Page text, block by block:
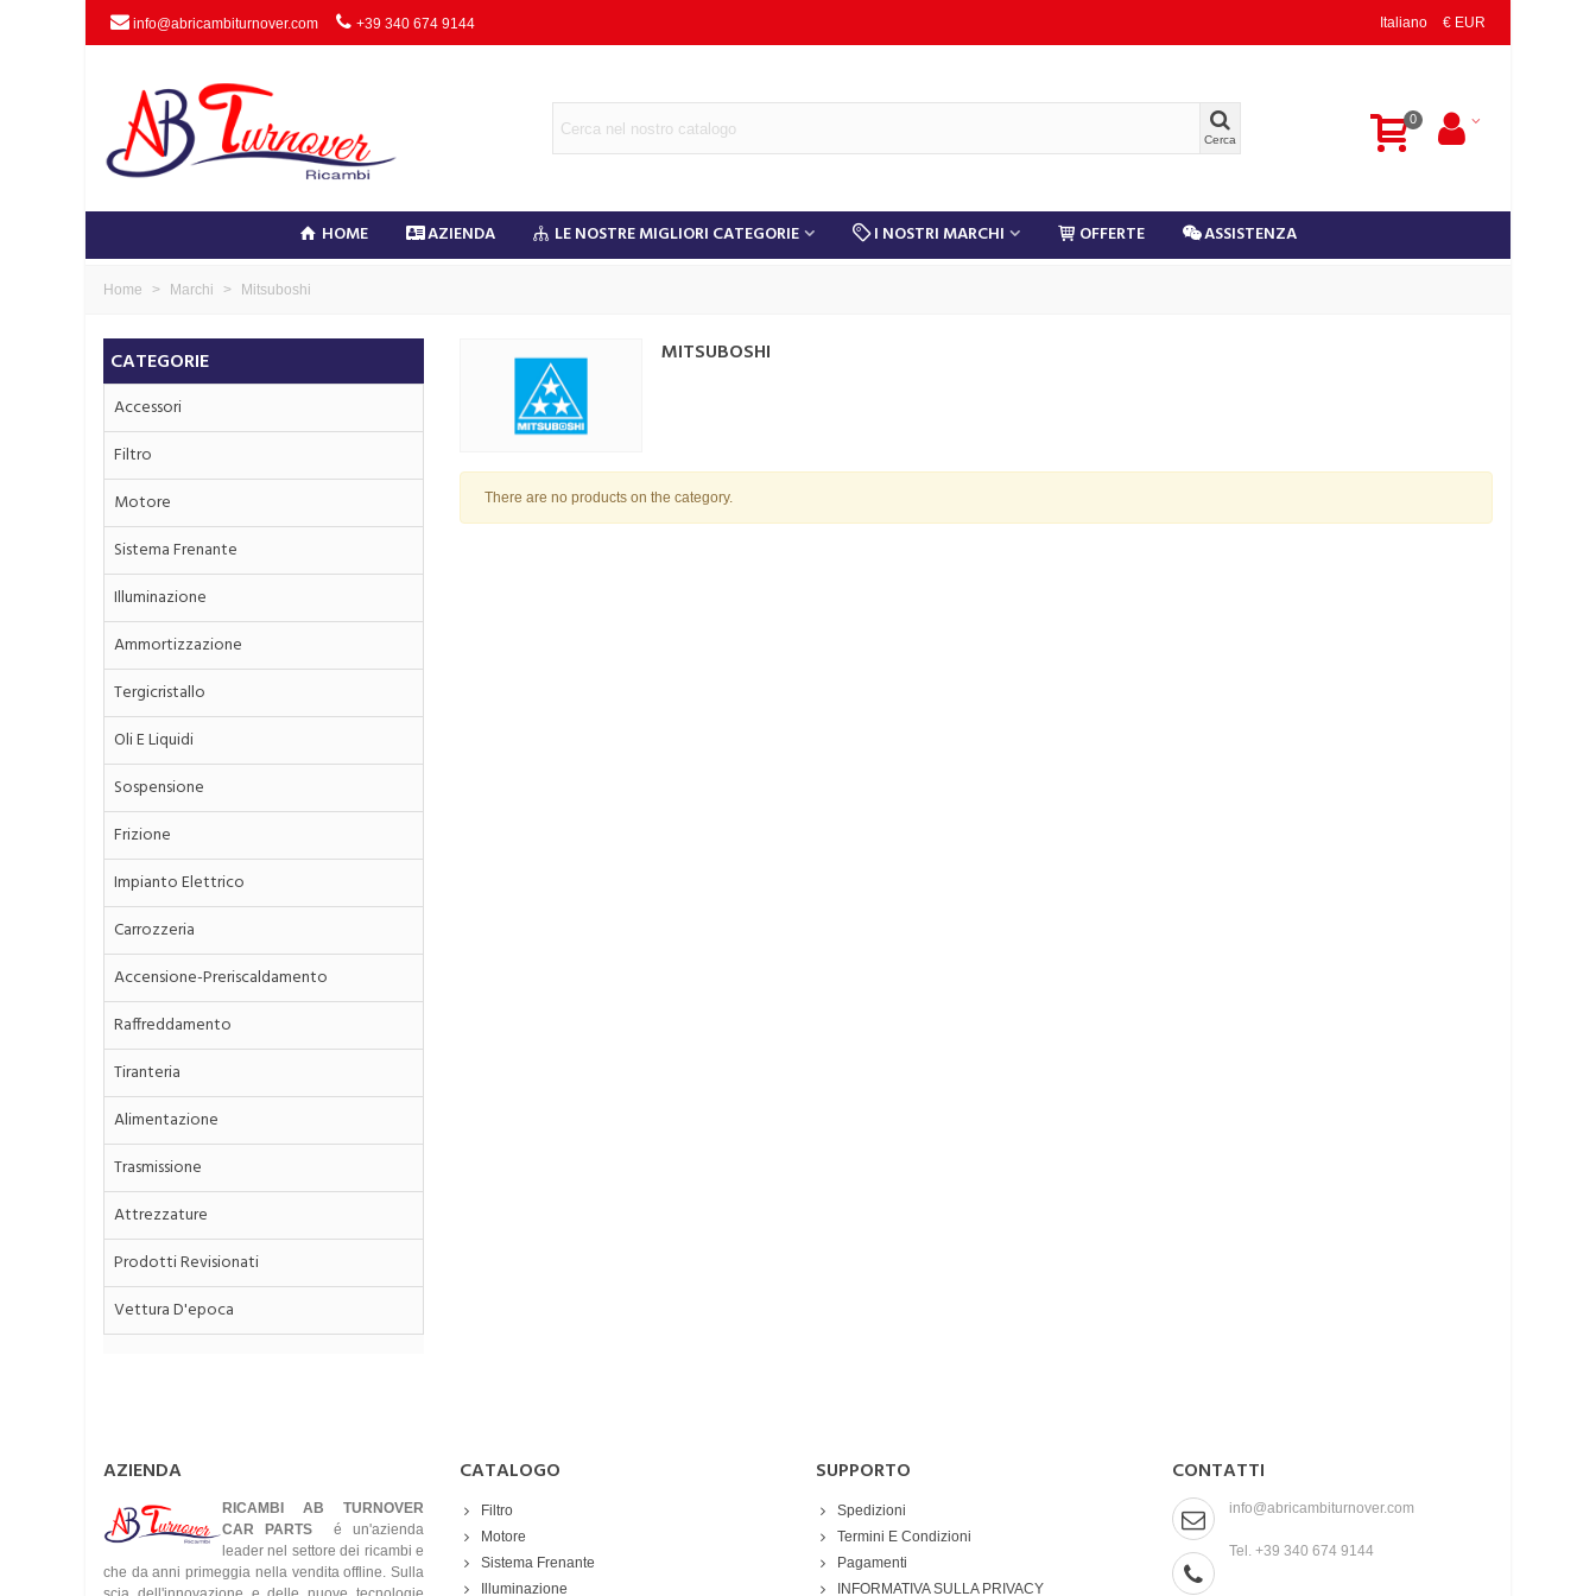
info@abricambiturnover.com +39 340 674 9144 Italiano € EUR
Cerca
0
HOME AZIENDA LE NOSTRE MIGLIORI CATEGORIE I NOSTRI MARCHI OFFERTE ASSISTENZA
Home > Marchi > Mitsuboshi
CATEGORIE
Accessori
Filtro
Motore
Sistema Frenante
Illuminazione
Ammortizzazione
Tergicristallo
Oli E Liquidi
Sospensione
Frizione
Impianto Elettrico
Carrozzeria
Accensione-Preriscaldamento
Raffreddamento
Tiranteria
Alimentazione
Trasmissione
Attrezzature
Prodotti Revisionati
Vettura D'epoca
MITSUBOSHI
There are no products on the category.
AZIENDA
RICAMBI AB TURNOVER
CAR PARTS é un'azienda
leader nel settore dei ricambi e
che da anni primeggia nella vendita offline. Sulla
CATALOGO
Filtro
Motore
Sistema Frenante
Illuminazione
SUPPORTO
Spedizioni
Termini E Condizioni
Pagamenti
INFORMATIVA SULLA PRIVACY
CONTATTI
info@abricambiturnover.com
Tel. +39 340 674 9144